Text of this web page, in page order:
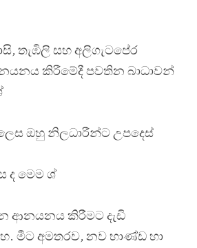
තැඹිලි සහ අලිගැටපේර
කිරීමේදී පවතින බාධාවන්
ඔහු නිලධාරීන්ට උපදෙස්
ද මෙම ශ්
ආනයනය කිරීමට දැඩි
මීට අමතරව, නව භාණ්ඩ හා